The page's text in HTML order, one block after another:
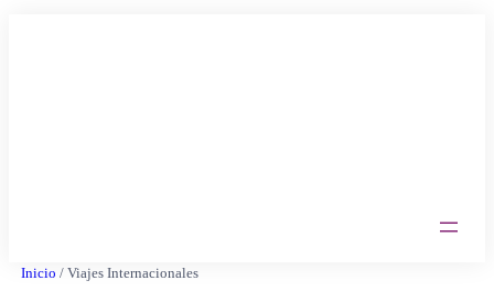
Inicio / Viajes Internacionales